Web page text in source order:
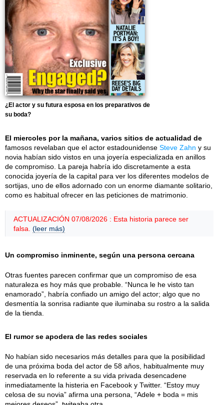
¿El actor y su futura esposa en los preparativos de
su boda?
El miercoles por la mañana, varios sitios de actualidad de
famosos revelaban que el actor estadounidense Steve Zahn y su
novia habían sido vistos en una joyería especializada en anillos
de compromiso. La pareja habría ido discretamente a esta
conocida joyería de la capital para ver los diferentes modelos de
sortijas, uno de ellos adornado con un enorme diamante solitario,
como es habitual ofrecer en las peticiones de matrimonio.
ACTUALIZACIÓN 07/08/2026 : Esta historia parece ser
falsa. (leer más)
Un compromiso inminente, según una persona cercana
Otras fuentes parecen confirmar que un compromiso de esa
naturaleza es hoy más que probable. “Nunca le he visto tan
enamorado”, habría confiado un amigo del actor; algo que no
desmentía la sonrisa radiante que iluminaba su rostro a la salida
de la tienda.
El rumor se apodera de las redes sociales
No habían sido necesarios más detalles para que la posibilidad
de una próxima boda del actor de 58 años, habitualmente muy
reservada en lo referente a su vida privada desencadene
inmediatamente la histeria en Facebook y Twitter. “Estoy muy
celosa de su novia” afirma una persona, “Adele + boda = mis